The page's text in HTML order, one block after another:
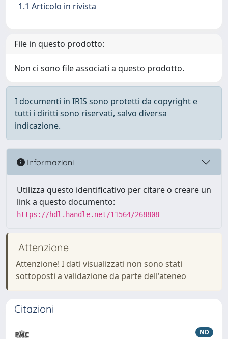
1.1 Articolo in rivista
File in questo prodotto:
Non ci sono file associati a questo prodotto.
I documenti in IRIS sono protetti da copyright e
tutti i diritti sono riservati, salvo diversa
indicazione.
Informazioni
Utilizza questo identificativo per citare o creare un
link a questo documento:
https://hdl.handle.net/11564/268808
Attenzione
Attenzione! I dati visualizzati non sono stati
sottoposti a validazione da parte dell'ateneo
Citazioni
ND